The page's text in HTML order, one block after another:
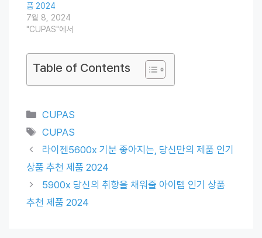
품 2024
7월 8, 2024
"CUPAS"에서
Table of Contents
Categories
CUPAS
Tags
CUPAS
라이젠5600x 기분 좋아지는, 당신만의 제품 인기
상품 추천 제품 2024
5900x 당신의 취향을 채워줄 아이템 인기 상품
추천 제품 2024